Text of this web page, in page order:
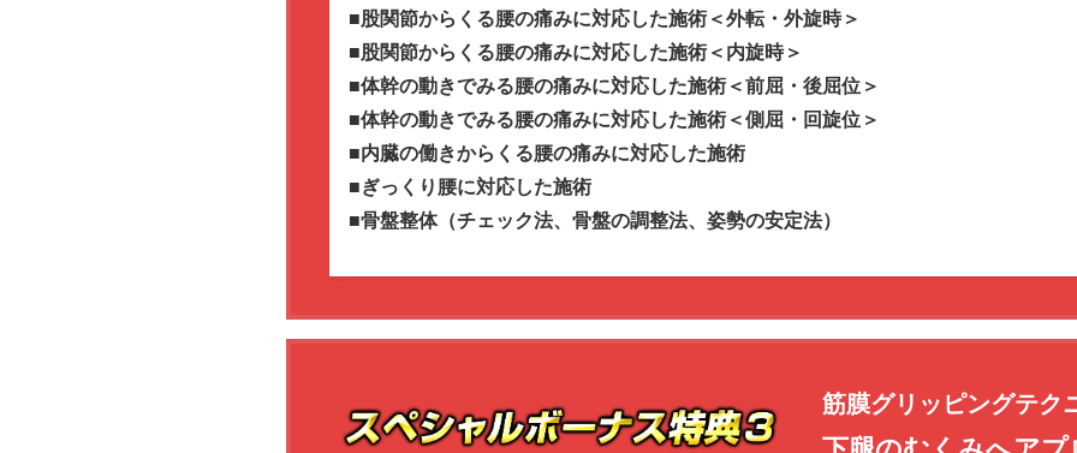
■股関節からくる腰の痛みに対応した施術＜外転・外旋時＞
■股関節からくる腰の痛みに対応した施術＜内旋時＞
■体幹の動きでみる腰の痛みに対応した施術＜前屈・後屈位＞
■体幹の動きでみる腰の痛みに対応した施術＜側屈・回旋位＞
■内臓の働きからくる腰の痛みに対応した施術
■ぎっくり腰に対応した施術
■骨盤整体（チェック法、骨盤の調整法、姿勢の安定法）
筋膜グリッピングテク